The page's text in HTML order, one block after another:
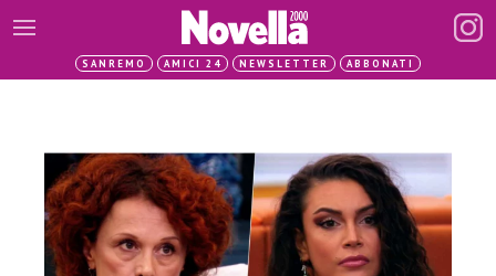
SANREMO AMICI 24 NEWSLETTER ABBONATI